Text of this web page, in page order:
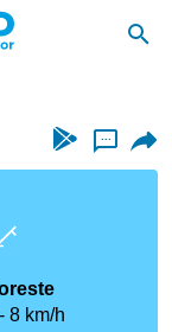
...
8 km/h